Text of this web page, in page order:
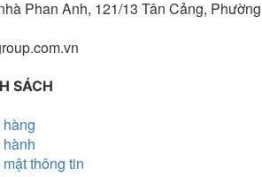
Phan Anh, 121/13 Tân Cảng,
SÁCH
thông tin